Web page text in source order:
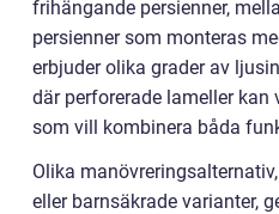
frihängande persienner,
persienner som monteras
erbjuder olika grader av
där perforerade lameller kan
som vill kombinera båda
Olika
eller barnsäkrade varianter,